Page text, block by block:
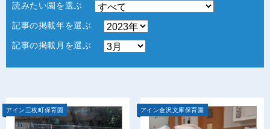
読みたい園を選ぶ
記事の掲載年を選ぶ
記事の掲載月を選ぶ
アイン三枚町保育園 アイン金沢文庫保育園